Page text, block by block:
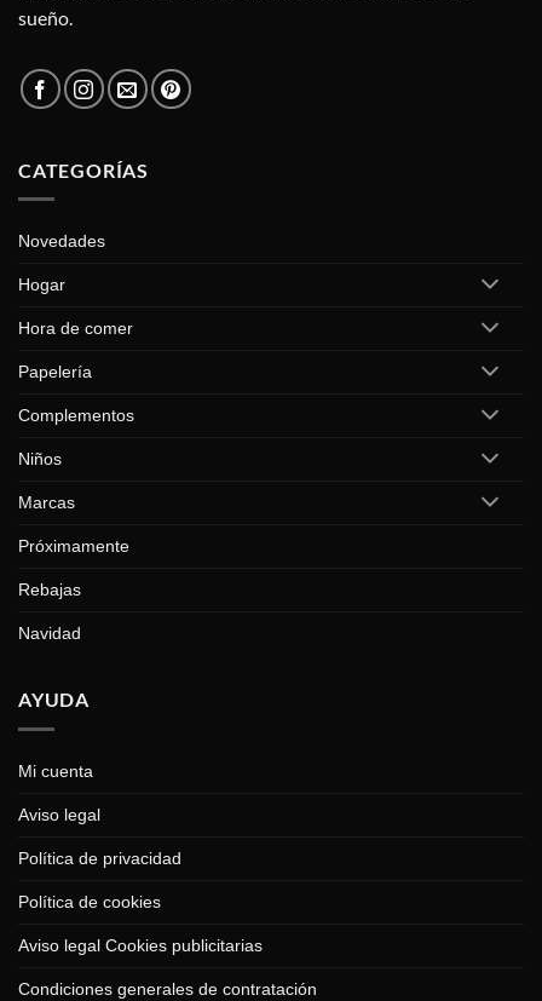
sueño.
CATEGORÍAS
Novedades
Hogar
Hora de comer
Papelería
Complementos
Niños
Marcas
Próximamente
Rebajas
Navidad
AYUDA
Mi cuenta
Aviso legal
Política de privacidad
Política de cookies
Aviso legal Cookies publicitarias
Condiciones generales de contratación